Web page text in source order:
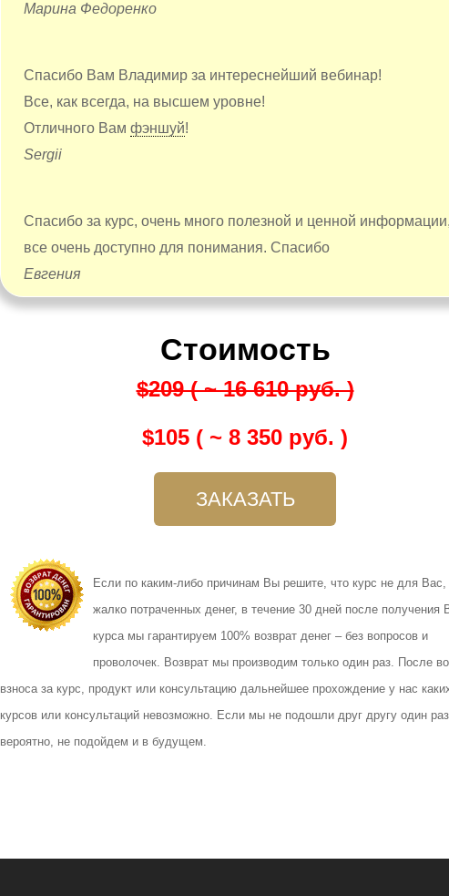
Марина Федоренко
Спасибо Вам Владимир за интереснейший вебинар!
Все, как всегда, на высшем уровне!
Отличного Вам фэншуй!
Sergii
Спасибо за курс, очень много полезной и ценной
все очень доступно для понимания. Спасибо
Евгения
Стоимость
$209 ( ~ 16 610 руб. )
$105 ( ~ 8 350 руб. )
ЗАКАЗАТЬ
Если по каким-либо причинам Вы решите, что курс не для Вас,
жалко потраченных денег, в течение 30 дней после получения
курса мы гарантируем 100% возврат денег – без вопросов и
проволочек. Возврат мы производим только один раз. После
взноса за курс, продукт или консультацию дальнейшее прохождение у нас
курсов или консультаций невозможно. Если мы не подошли друг другу один
вероятно, не подойдем и в будущем.